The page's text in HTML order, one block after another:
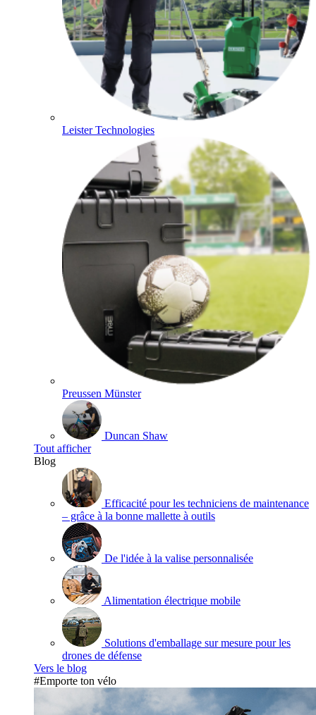
Leister Technologies
Preussen Münster
Duncan Shaw
Tout afficher
Blog
Efficacité pour les techniciens de maintenance
– grâce à la bonne mallette à outils
De l'idée à la valise personnalisée
Alimentation électrique mobile
Solutions d'emballage sur mesure pour les
drones de défense
Vers le blog
#Emporte ton vélo